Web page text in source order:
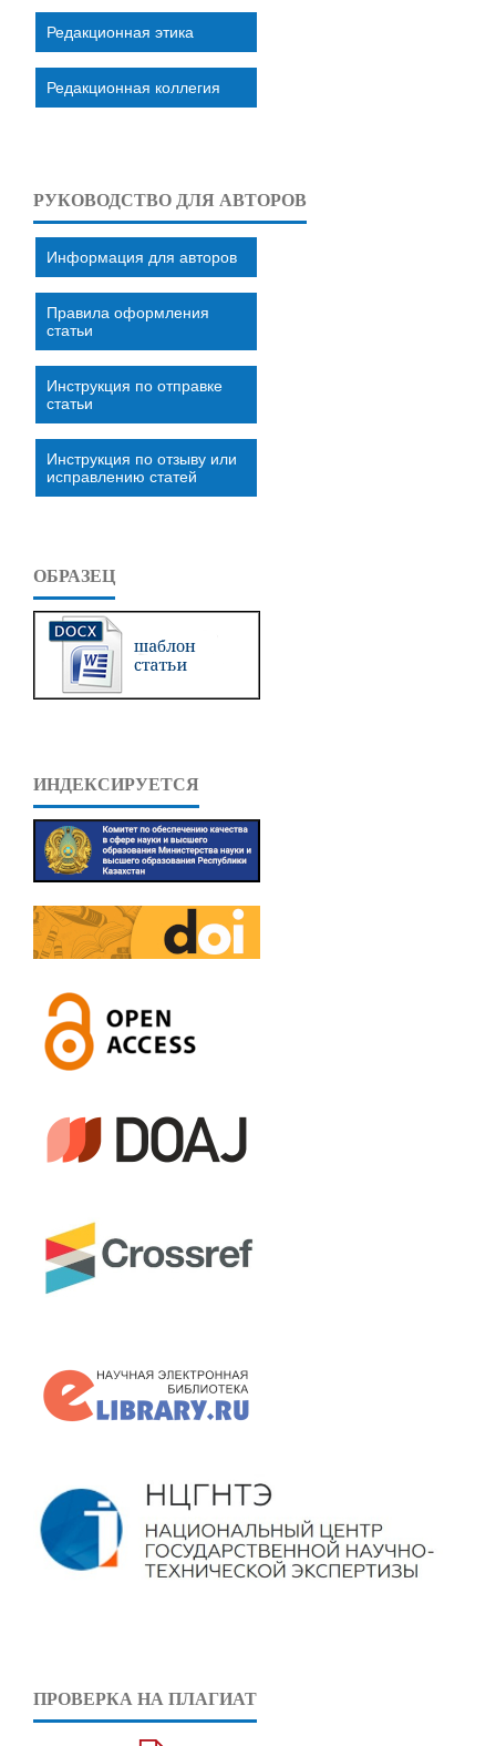
Редакционная этика
Редакционная коллегия
РУКОВОДСТВО ДЛЯ АВТОРОВ
Информация для авторов
Правила оформления
статьи
Инструкция по отправке
статьи
Инструкция по отзыву или
исправлению статей
ОБРАЗЕЦ
ИНДЕКСИРУЕТСЯ
ПРОВЕРКА НА ПЛАГИАТ